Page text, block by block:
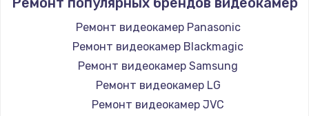
Ремонт видеокамер Panasonic
Ремонт видеокамер Blackmagic
Ремонт видеокамер Samsung
Ремонт видеокамер LG
Ремонт видеокамер JVC